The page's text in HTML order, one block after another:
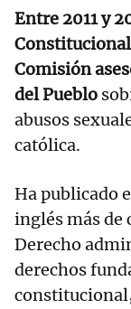
Entre 2011 y
Constitucional
Comisión
del Pueblo
abusos
católica.
Ha publicado
inglés más de
Derecho
derechos